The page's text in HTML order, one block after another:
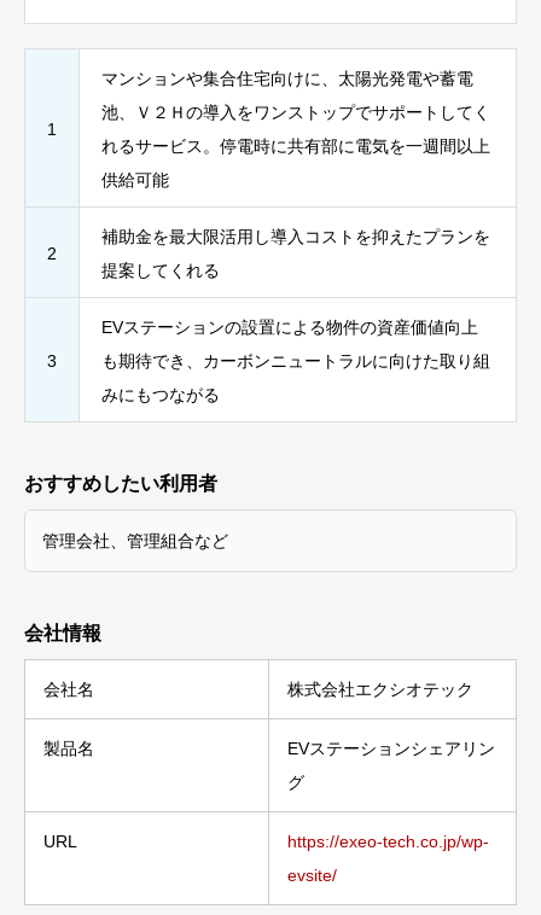
1
マンションや集合住宅向けに、太陽光発電や蓄電
池、Ｖ２Ｈの導入をワンストップでサポートしてく
れるサービス。停電時に共有部に電気を一週間以上
供給可能
2
補助金を最大限活用し導入コストを抑えたプランを
提案してくれる
3
EVステーションの設置による物件の資産価値向上
も期待でき、カーボンニュートラルに向けた取り組
みにもつながる
おすすめしたい利用者
管理会社、管理組合など
会社情報
会社名 株式会社エクシオテック
製品名
EVステーションシェアリン
グ
URL
https://exeo-tech.co.jp/wp-
evsite/